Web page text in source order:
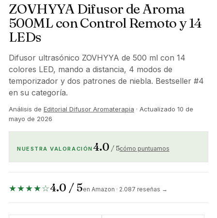
ZOVHYYA Difusor de Aroma
500ML con Control Remoto y 14
LEDs
Difusor ultrasónico ZOVHYYA de 500 ml con 14
colores LED, mando a distancia, 4 modos de
temporizador y dos patrones de niebla. Bestseller #4
en su categoría.
Análisis de Editorial Difusor Aromaterapia · Actualizado 10 de
mayo de 2026
NUESTRA VALORACIÓN 4.0 / 5cómo puntuamos
★★★★☆4.0 / 5en Amazon · 2.087 reseñas →